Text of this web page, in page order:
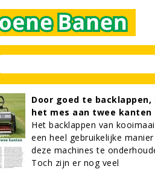
Door goed te backlappen,
het mes aan twee kanten
Het backlappen van
een heel gebruikelijke
deze machines te
Toch zijn er nog veel